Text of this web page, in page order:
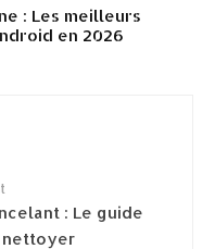
: Les meilleurs
en 2026
: Le guide
nettoyer